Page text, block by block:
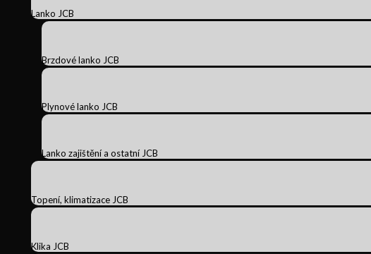
Lanko JCB
Brzdové lanko JCB
Plynové lanko JCB
Lanko zajištění a ostatní JCB
Topení, klimatizace JCB
Klika JCB